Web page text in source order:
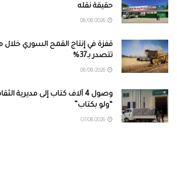
حقيقة نقله
تتصدر بـ37%
وصول 4 آلاف كتاب إلى مديرية
“ولو بكتاب”